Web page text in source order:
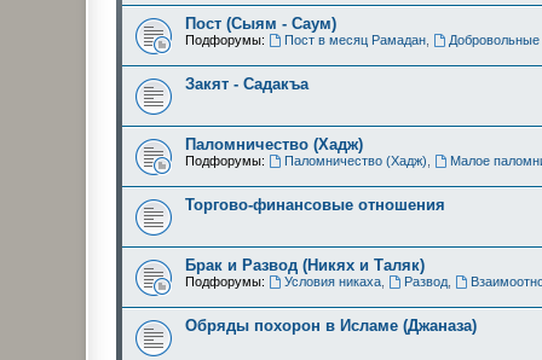
Пост (Сыям - Саум)
Подфорумы: Пост в месяц Рамадан,
Закят - Cадакъа
Паломничество (Хадж)
Подфорумы: Паломничество (Хадж) Малое
Торгово-финансовые отношения
Брак и Развод (Никях и Таляк)
Подфорумы: Условия никаха, Развод,
Обряды похорон в Исламе (Джаназа)